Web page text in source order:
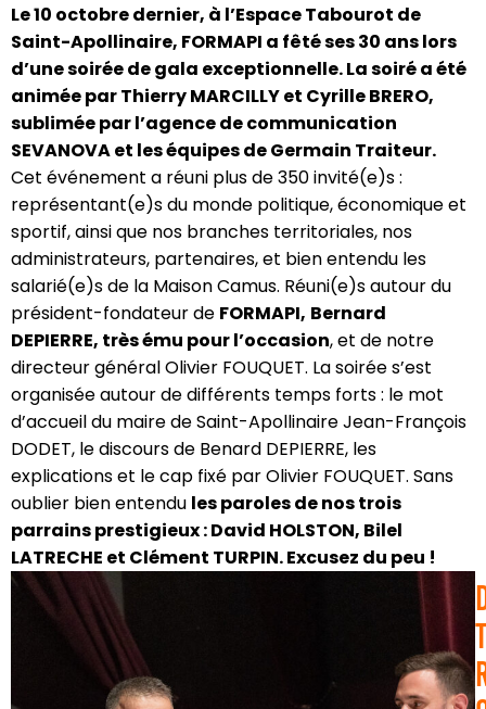
Le 10 octobre dernier, à l’Espace Tabourot de
Saint-Apollinaire, FORMAPI a fêté ses 30 ans lors
d’une soirée de gala exceptionnelle. La soiré a été
animée par Thierry MARCILLY et Cyrille BRERO,
sublimée par l’agence de communication
SEVANOVA et les équipes de Germain Traiteur.
Cet événement a réuni plus de 350 invité(e)s :
représentant(e)s du monde politique, économique et
sportif, ainsi que nos branches territoriales, nos
administrateurs, partenaires, et bien entendu les
salarié(e)s de la Maison Camus. Réuni(e)s autour du
président-fondateur de FORMAPI, Bernard
DEPIERRE, très ému pour l’occasion, et de notre
directeur général Olivier FOUQUET. La soirée s’est
organisée autour de différents temps forts : le mot
d’accueil du maire de Saint-Apollinaire Jean-François
DODET, le discours de Benard DEPIERRE, les
explications et le cap fixé par Olivier FOUQUET. Sans
oublier bien entendu les paroles de nos trois
parrains prestigieux : David HOLSTON, Bilel
LATRECHE et Clément TURPIN. Excusez du peu !